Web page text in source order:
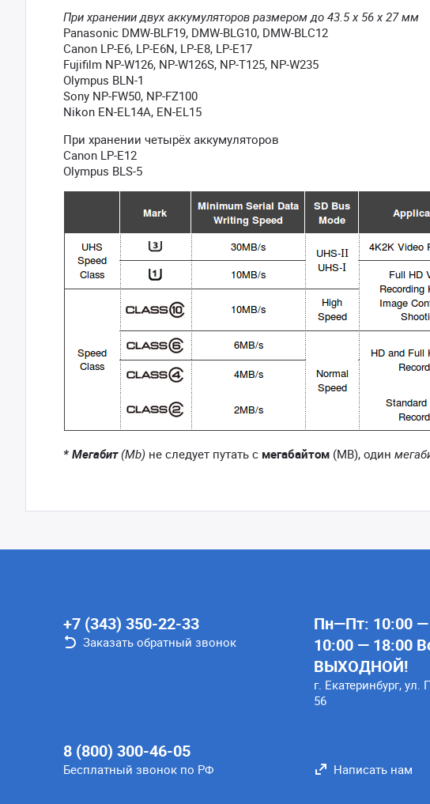
При хранении двух аккумуляторов размером до 43.5 x 56 x 27 мм
Panasonic DMW-BLF19, DMW-BLG10, DMW-BLC12
Canon LP-E6, LP-E6N, LP-E8, LP-E17
Fujifilm NP-W126, NP-W126S, NP-T125, NP-W235
Olympus BLN-1
Sony NP-FW50, NP-FZ100
Nikon EN-EL14A, EN-EL15
При хранении четырёх аккумуляторов
Canon LP-E12
Olympus BLS-5
* Мегабит(Mb) не следует путать с мегабайтом (MB), один
+7 (343) 350-22-33
Заказать обратный звонок
8 (800) 300-46-05
Бесплатный звонок по РФ
Пн—Пт: 10:00
10:00 — 18:00
ВЫХОДНОЙ!
г. Екатеринбург,
56
Написать нам